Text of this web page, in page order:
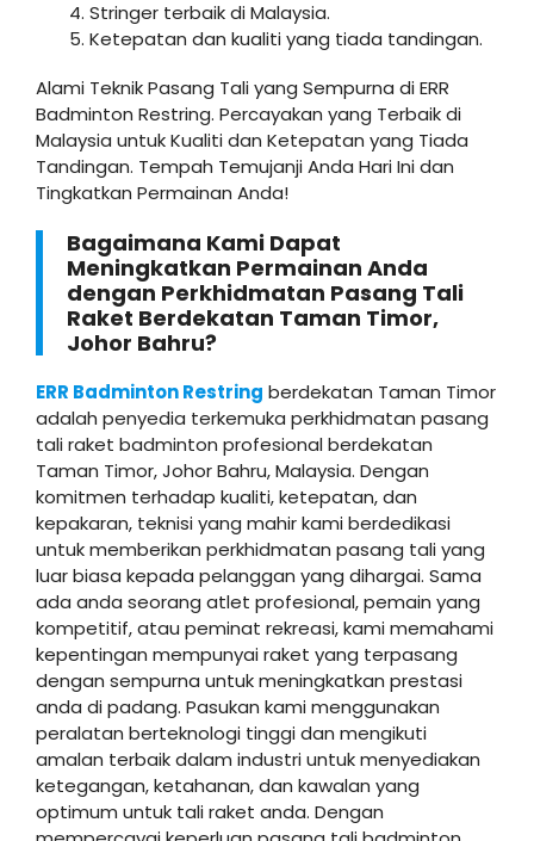
Stringer terbaik di Malaysia.
Ketepatan dan kualiti yang tiada tandingan.
Alami Teknik Pasang Tali yang Sempurna di ERR
Badminton Restring. Percayakan yang Terbaik di
Malaysia untuk Kualiti dan Ketepatan yang Tiada
Tandingan. Tempah Temujanji Anda Hari Ini dan
Tingkatkan Permainan Anda!
Bagaimana Kami Dapat
Meningkatkan Permainan Anda
dengan Perkhidmatan Pasang Tali
Raket Berdekatan Taman Timor,
Johor Bahru?
ERR Badminton Restring berdekatan Taman Timor
adalah penyedia terkemuka perkhidmatan pasang
tali raket badminton profesional berdekatan
Taman Timor, Johor Bahru, Malaysia. Dengan
komitmen terhadap kualiti, ketepatan, dan
kepakaran, teknisi yang mahir kami berdedikasi
untuk memberikan perkhidmatan pasang tali yang
luar biasa kepada pelanggan yang dihargai. Sama
ada anda seorang atlet profesional, pemain yang
kompetitif, atau peminat rekreasi, kami memahami
kepentingan mempunyai raket yang terpasang
dengan sempurna untuk meningkatkan prestasi
anda di padang. Pasukan kami menggunakan
peralatan berteknologi tinggi dan mengikuti
amalan terbaik dalam industri untuk menyediakan
ketegangan, ketahanan, dan kawalan yang
optimum untuk tali raket anda. Dengan